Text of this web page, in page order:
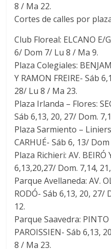
8 / Ma 22.
Cortes de calles por
Club Floreal: ELCANO E/
6/ Dom 7/ Lu 8 / Ma 9.
Plaza Colegiales:
Y RAMON FREIRE- Sáb
28/ Lu 8 / Ma 23.
Plaza Irlanda – Flores:
Sáb 6,13, 20, 27/ Dom.
Plaza Sarmiento –
CARHUÉ- Sáb 6, 13/
Plaza Richieri: AV. BEIRÓ
6,13,20,27/ Dom. 7,14,
Parque Avellaneda: AV.
RODÓ- Sáb 6,13, 20, 27/
12.
Parque Saavedra: PINTO
PAROISSIEN- Sáb 6,13,
8 / Ma 23.